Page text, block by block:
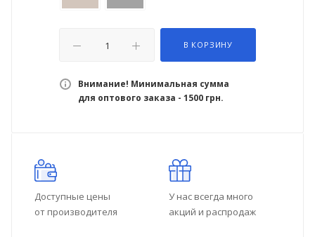
В КОРЗИНУ
Внимание! Минимальная сумма
для оптового заказа - 1500 грн.
Доступные цены
от производителя
У нас всегда много
акций и распродаж